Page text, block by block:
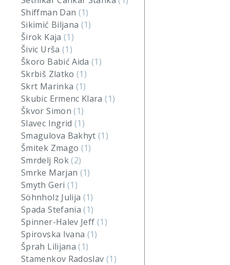
Shiffman Dan (1)
Sikimić Biljana (1)
Širok Kaja (1)
Šivic Urša (1)
Škoro Babić Aida(1)
Skrbiš Zlatko(1)
Skrt Marinka (1)
Skubic Ermenc Klara(1)
Škvor Simon(1)
Slavec Ingrid(1)
Smagulova Bakhyt(1)
Šmitek Zmago (1)
Smrdelj Rok(2)
Smrke Marjan (1)
Smyth Geri (1)
Söhnholz Julija (1)
Spada Stefania(1)
Spinner-Halev Jeff (1)
Spirovska Ivana (1)
Šprah Lilijana(1)
Stamenkov Radoslav (1)